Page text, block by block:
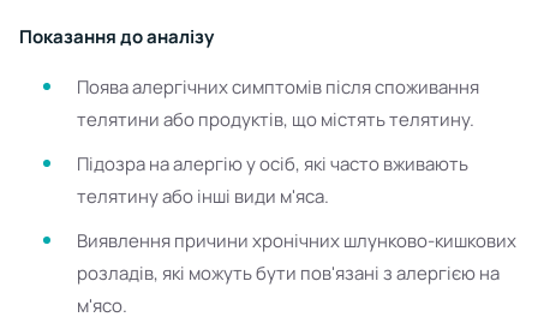
Показання до аналізу
Поява алергічних симптомів після споживання
телятини або продуктів, що містять телятину.
Підозра на алергію у осіб, які часто вживають
телятину або інші види м'яса.
Виявлення причини хронічних шлунково-кишкових
розладів, які можуть бути пов'язані з алергією на
м'ясо.